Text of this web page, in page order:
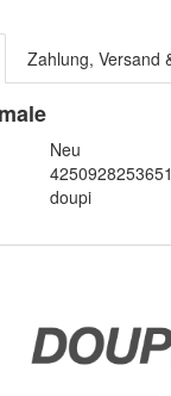
Zahlung, Versand
Neu
4250928253651
doupi